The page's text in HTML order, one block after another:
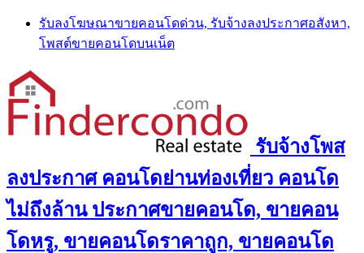
Skip
content
รับลงโฆษณาขายคอนโดด่วน, รับจ้างลงประกาศอสังหา,
โพสต์ขายคอนโดบนเน็ต
รับจ้างโพส
ลงประกาศ คอนโดย่านท่องเที่ยว คอนโด
ไม่ถึงล้าน ประกาศขายคอนโด, ขายคอน
โดหรู, ขายคอนโดราคาถูก, ขายคอนโด